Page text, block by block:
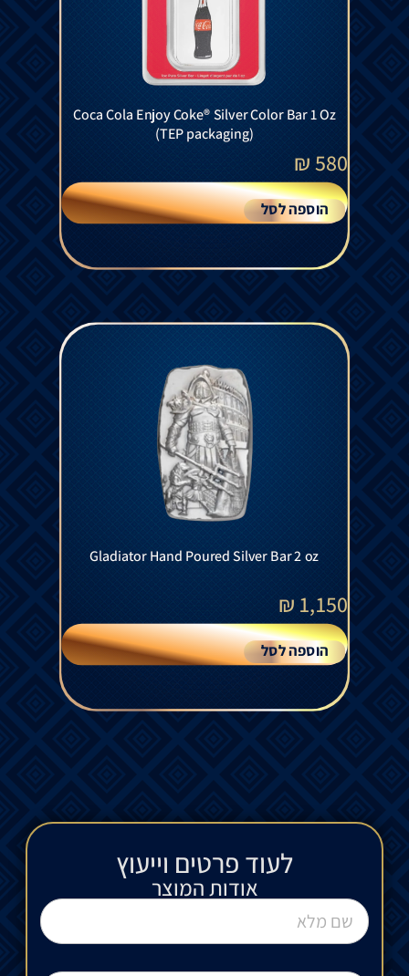
Coca Cola Enjoy Coke® Silver Color Bar 1 Oz
(TEP packaging)
580
₪
הוספה לסל
Gladiator Hand Poured Silver Bar 2 oz
1,150
₪
הוספה לסל
לעוד פרטים וייעוץ​
אודות המוצר